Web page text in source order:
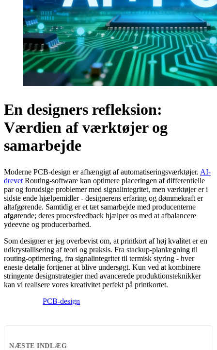
En designers refleksion:
Værdien af værktøjer og
samarbejde
Moderne PCB-design er afhængigt af automatiseringsværktøjer. AI-
drevet Routing-software kan optimere placeringen af differentielle
par og forudsige problemer med signalintegritet, men værktøjer er i
sidste ende hjælpemidler - designerens erfaring og dømmekraft er
altafgørende. Samtidig er et tæt samarbejde med producenterne
afgørende; deres procesfeedback hjælper os med at afbalancere
ydeevne og producerbarhed.
Som designer er jeg overbevist om, at printkort af høj kvalitet er en
udkrystallisering af teori og praksis. Fra stackup-planlægning til
routing-optimering, fra signalintegritet til termisk styring - hver
eneste detalje fortjener at blive undersøgt. Kun ved at kombinere
stringente designstrategier med avancerede produktionsteknikker
kan vi realisere vores kreativitet perfekt på printkortet.
PCB-design
NÆSTE INDLÆG